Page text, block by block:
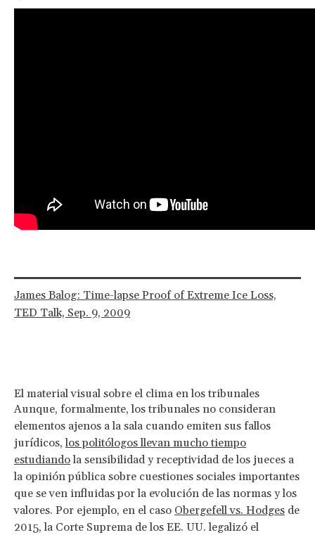
James Balog: Time-lapse Proof of Extreme Ice Loss,
TED Talk, Sep. 9, 2009
El material visual sobre el clima en los tribunales
Aunque, formalmente, los tribunales no consideran
elementos ajenos a la sala cuando emiten sus fallos
jurídicos,los politólogos llevan mucho tiempo
estudiandola sensibilidad y receptividad de los jueces a
la opinión pública sobre cuestiones sociales importantes
que se ven influidas por la evolución de las normas y los
valores. Por ejemplo, en el caso Obergefell vs. Hodges de
2015, la Corte Suprema de los EE. UU. legalizó el